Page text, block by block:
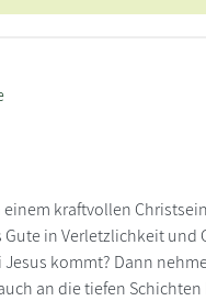
einem kraftvollen
Gute in Verletzlichkeit und
kommt? Dann
an die tiefen Schichten